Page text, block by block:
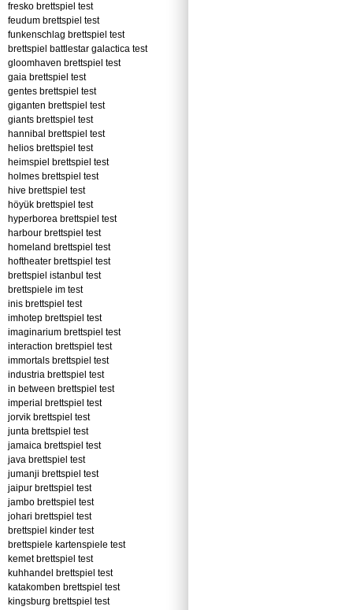
fresko brettspiel test
feudum brettspiel test
funkenschlag brettspiel test
brettspiel battlestar galactica test
gloomhaven brettspiel test
gaia brettspiel test
gentes brettspiel test
giganten brettspiel test
giants brettspiel test
hannibal brettspiel test
helios brettspiel test
heimspiel brettspiel test
holmes brettspiel test
hive brettspiel test
höyük brettspiel test
hyperborea brettspiel test
harbour brettspiel test
homeland brettspiel test
hoftheater brettspiel test
brettspiel istanbul test
brettspiele im test
inis brettspiel test
imhotep brettspiel test
imaginarium brettspiel test
interaction brettspiel test
immortals brettspiel test
industria brettspiel test
in between brettspiel test
imperial brettspiel test
jorvik brettspiel test
junta brettspiel test
jamaica brettspiel test
java brettspiel test
jumanji brettspiel test
jaipur brettspiel test
jambo brettspiel test
johari brettspiel test
brettspiel kinder test
brettspiele kartenspiele test
kemet brettspiel test
kuhhandel brettspiel test
katakomben brettspiel test
kingsburg brettspiel test